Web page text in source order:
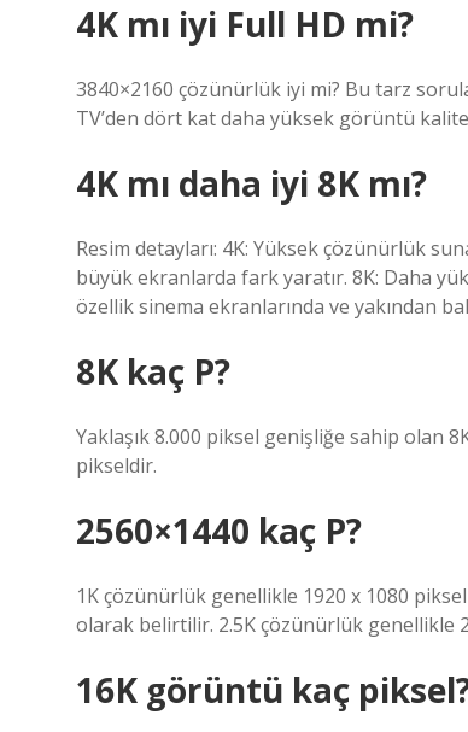
4K mı iyi Full HD mi?
3840×2160 çözünürlük iyi mi? Bu tarz
TV’den dört kat daha yüksek görüntü
4K mı daha iyi 8K mı?
Resim detayları: 4K: Yüksek çözünürlük
büyük ekranlarda fark yaratır. 8K: Daha
özellik sinema ekranlarında ve yakından
8K kaç P?
Yaklaşık 8.000 piksel genişliğe sahip olan
pikseldir.
2560×1440 kaç P?
1K çözünürlük genellikle 1920 x 1080
olarak belirtilir. 2.5K çözünürlük genellikle
16K görüntü kaç